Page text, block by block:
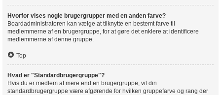
Hvorfor vises nogle brugergrupper med en anden farve?
Boardadministratoren kan vælge at tilknytte en bestemt farve til
medlemmerne af en brugergruppe, for at gøre det enklere at identificere
medlemmerne af denne gruppe.
Top
Hvad er "Standardbrugergruppe"?
Hvis du er medlem af mere end en brugergruppe, vil din
standardbrugergruppe være afgørende for hvilken gruppefarve og rang der